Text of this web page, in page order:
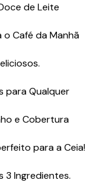
de Leite
Café da Manhã
para Qualquer
e Cobertura
para a Ceia!
3 Ingredientes.